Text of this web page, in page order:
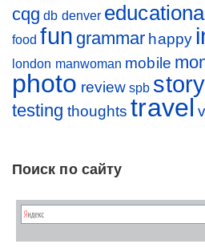
cqg db denver
food fun grammar happy
london manwoman mobile
photo review spb story
testing thoughts travel
Поиск по сайту